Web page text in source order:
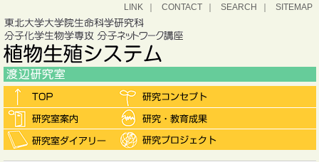
LINK CONTACT SEARCH SITEMAP